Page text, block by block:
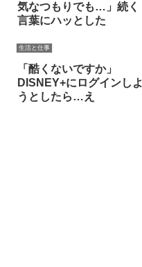
気なつもりでも…」続く
言葉にハッとした
生活と仕事
「酷くないですか」
DISNEY+にログインしよ
うとしたら…え